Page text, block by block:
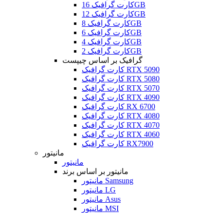
کارت گرافیک 16GB
کارت گرافیک 12GB
کارت گرافیک 8GB
کارت گرافیک 6GB
کارت گرافیک 4GB
کارت گرافیک 2GB
گرافیک بر اساس چیپست
کارت گرافیک RTX 5090
کارت گرافیک RTX 5080
کارت گرافیک RTX 5070
کارت گرافیک RTX 4090
کارت گرافیک RX 6700
کارت گرافیک RTX 4080
کارت گرافیک RTX 4070
کارت گرافیک RTX 4060
کارت گرافیک RX7900
مانیتور
مانیتور
مانیتور بر اساس برند
مانیتور Samsung
مانیتور LG
مانیتور Asus
مانیتور MSI